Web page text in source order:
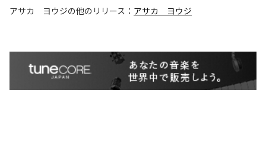
アサカ ヨウジの他のリリース： アサカ ヨウジ